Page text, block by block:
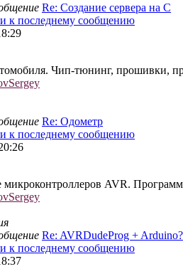
Re: Создание сервера на С
к последнему сообщению
Чип-тюнинг, прошивки,
Re: Одометр
к последнему сообщению
AVR.
Re: AVRDudeProg + Arduino?
к последнему сообщению